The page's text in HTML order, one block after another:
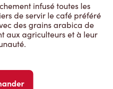
infusé toutes les
de servir le café préféré
des grains arabica de
aux agriculteurs et à leur